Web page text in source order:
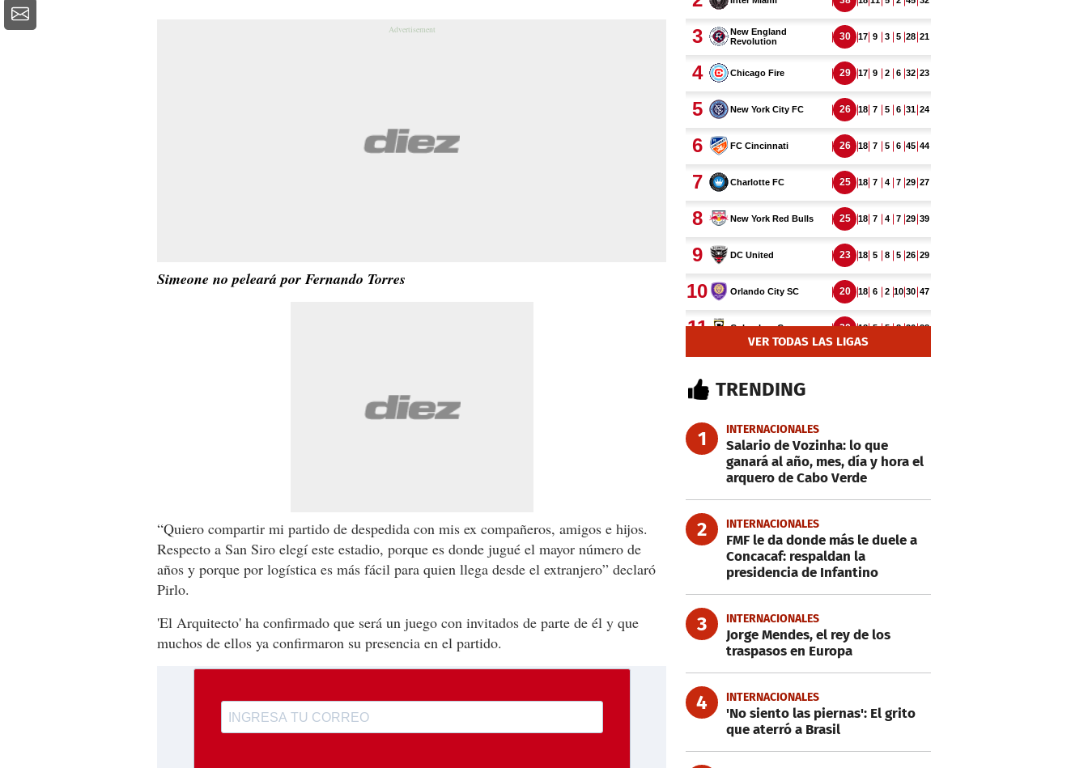
Simeone no peleará por Fernando Torres
“Quiero compartir mi partido de despedida con mis ex compañeros, amigos e hijos.
Respecto a San Siro elegí este estadio, porque es donde jugué el mayor número de
años y porque por logística es más fácil para quien llega desde el extranjero” declaró
Pirlo.
'El Arquitecto' ha confirmado que será un juego con invitados de parte de él y que
muchos de ellos ya confirmaron su presencia en el partido.
VER TODAS LAS LIGAS
TRENDING
1 INTERNACIONALES
Salario de Vozinha: lo que
ganará al año, mes, día y hora el
arquero de Cabo Verde
2 INTERNACIONALES
FMF le da donde más le duele a
Concacaf: respaldan la
presidencia de Infantino
3 INTERNACIONALES
Jorge Mendes, el rey de los
traspasos en Europa
4 INTERNACIONALES
'No siento las piernas': El grito
que aterró a Brasil